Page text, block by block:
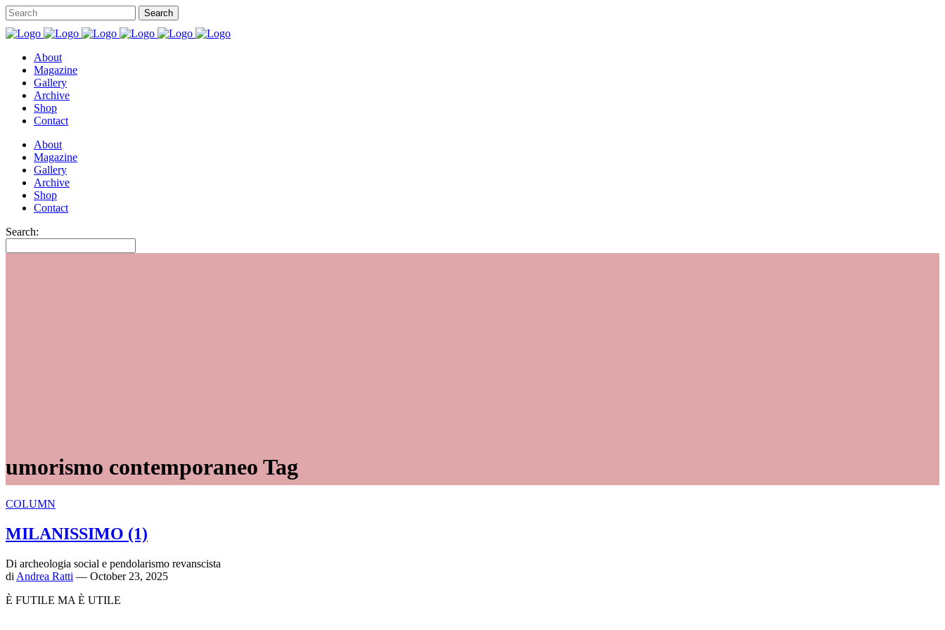
About
Magazine
Gallery
Archive
Shop
Contact
About
Magazine
Gallery
Archive
Shop
Contact
Search:
umorismo contemporaneo Tag
COLUMN
MILANISSIMO (1)
Di archeologia social e pendolarismo revanscista
di Andrea Ratti — October 23, 2025
È FUTILE MA È UTILE